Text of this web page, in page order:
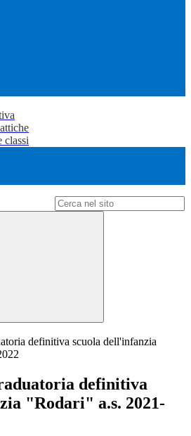
classi
definitiva scuola dell'infanzia
definitiva
"Rodari" a.s. 2021-